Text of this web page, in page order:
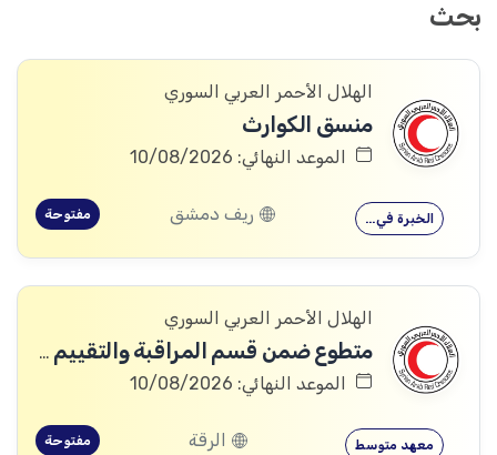
بحث
الهلال الأحمر العربي السوري
منسق الكوارث
الموعد النهائي: 10/08/2026
الخبرة في… ريف دمشق مفتوحة
الهلال الأحمر العربي السوري
متطوع ضمن قسم المراقبة والتقييم والتعلم (MEAL)
الموعد النهائي: 10/08/2026
معهد متوسط الرقة مفتوحة